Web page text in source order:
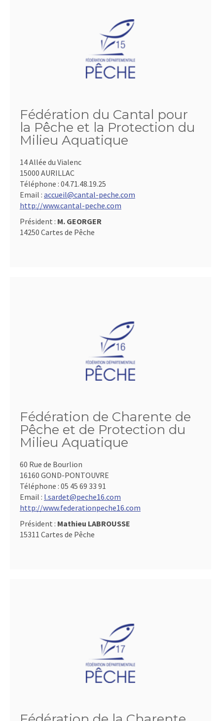
Fédération du Cantal pour
la Pêche et la Protection du
Milieu Aquatique
14 Allée du Vialenc
15000 AURILLAC
Téléphone : 04.71.48.19.25
Email : accueil@cantal-peche.com
http://www.cantal-peche.com
Président : M. GEORGER
14250 Cartes de Pêche
Fédération de Charente de
Pêche et de Protection du
Milieu Aquatique
60 Rue de Bourlion
16160 GOND-PONTOUVRE
Téléphone : 05 45 69 33 91
Email : l.sardet@peche16.com
http://www.federationpeche16.com
Président : Mathieu LABROUSSE
15311 Cartes de Pêche